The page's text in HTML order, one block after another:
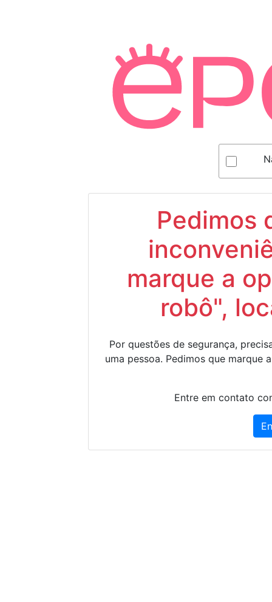
Pedimos
marque a
robô",
Por questões de segurança,
uma pessoa. Pedimos que marque
Entre em contato